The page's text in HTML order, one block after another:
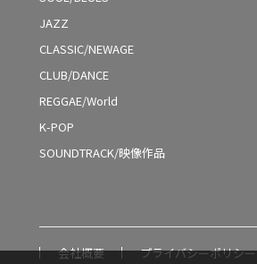
JAZZ
CLASSIC/NEWAGE
CLUB/DANCE
REGGAE/World
K-POP
SOUNDTRACK/映像作品
会社概要 プライバシーポリシー